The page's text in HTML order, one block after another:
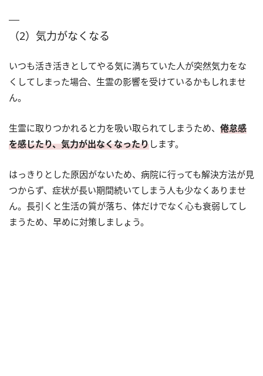
（2）気力がなくなる
いつも活き活きとしてやる気に満ちていた人が突然気力をな
くしてしまった場合、生霊の影響を受けているかもしれませ
ん。
生霊に取りつかれると力を吸い取られてしまうため、 倦怠感
を感じたり、気力が出なくなったりします。
はっきりとした原因がないため、病院に行っても解決方法が見
つからず、症状が長い期間続いてしまう人も少なくありませ
ん。長引くと生活の質が落ち、体だけでなく心も衰弱してし
まうため、早めに対策しましょう。